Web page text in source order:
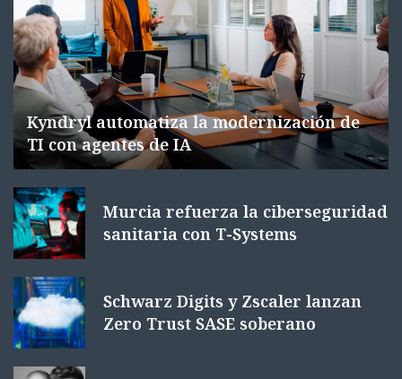
Kyndryl automatiza la modernización de
TI con agentes de IA
Murcia refuerza la ciberseguridad
sanitaria con T-Systems
Schwarz Digits y Zscaler lanzan
Zero Trust SASE soberano